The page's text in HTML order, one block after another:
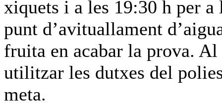
xiquets i a les 19:30 h per
punt d’avituallament
fruita en acabar la prova.
utilitzar les dutxes del
meta.